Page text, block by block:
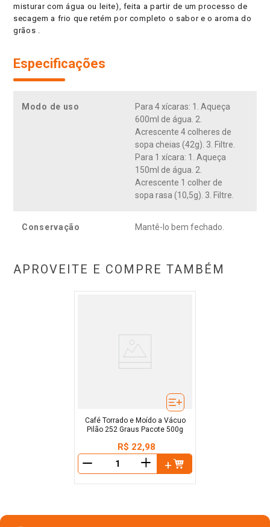
misturar com água ou leite), feita a partir de um processo de
secagem a frio que retém por completo o sabor e o aroma do
grãos .
Especificações
Modo de uso
Para 4 xícaras: 1. Aqueça
600ml de água. 2.
Acrescente 4 colheres de
sopa cheias (42g). 3. Filtre.
Para 1 xícara: 1. Aqueça
150ml de água. 2.
Acrescente 1 colher de
sopa rasa (10,5g). 3. Filtre.
Conservação Mantê-lo bem fechado.
APROVEITE E COMPRE TAMBÉM
Café Torrado e Moído a Vácuo
Pilão 252 Graus Pacote 500g
R$ 22,98
＋